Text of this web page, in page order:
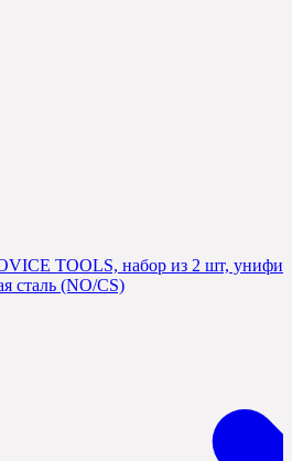
TOOLS, набор из 2 шт,
сталь (NO/CS)